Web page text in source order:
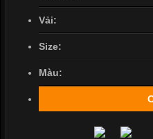
Vải:
Size:
Màu: